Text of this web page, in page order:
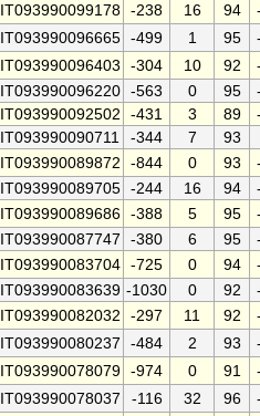
IT093990099178 -238 16 94
IT093990096665 -499 1 95
IT093990096403 -304 10 92
IT093990096220 -563 0 95
IT093990092502 -431 3 89
IT093990090711 -344 7
93
IT093990089872 -844 0 93
IT093990089705 -244 16 94
IT093990089686 -388 5 95
IT093990087747 -380 6 95
IT093990083704 -725 0 94
IT093990083639 -1030 0 92
IT093990082032 -297 11 92
IT093990080237 -484 2 93
IT093990078079 -974 0 91
IT093990078037 -116 32 96